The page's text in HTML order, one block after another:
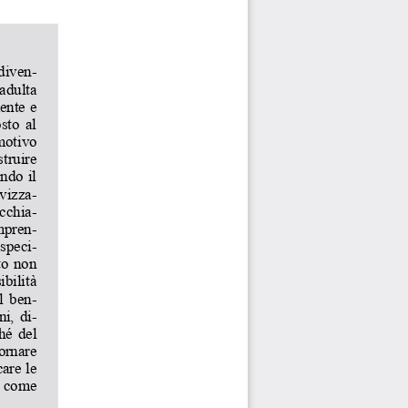
e
al
il
non
ben-
di-
del
nare
le